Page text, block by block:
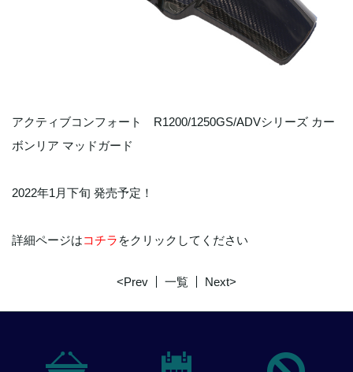
アクティブコンフォート R1200/1250GS/ADVシリーズ カー
ボンリア マッドガード
2022年1月下旬 発売予定！
詳細ページはコチラ をクリックしてください
<Prev 一覧 Next>